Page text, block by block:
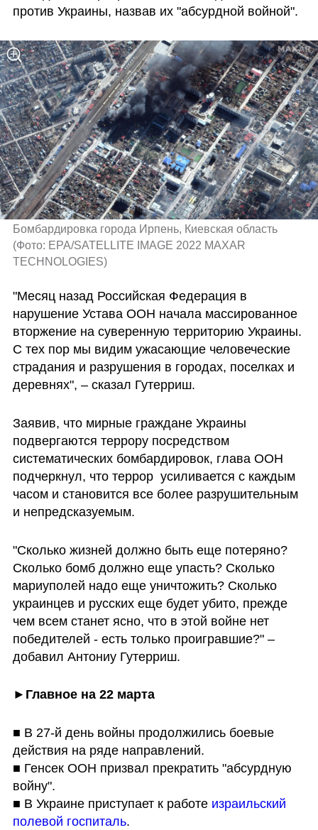
против Украины, назвав их "абсурдной войной".
Бомбардировка города Ирпень, Киевская область
(Фото: EPA/SATELLITE IMAGE 2022 MAXAR
TECHNOLOGIES)
"Месяц назад Российская Федерация в
нарушение Устава ООН начала массированное
вторжение на суверенную территорию Украины.
С тех пор мы видим ужасающие человеческие
страдания и разрушения в городах, поселках и
деревнях", – сказал Гутерриш.
Заявив, что мирные граждане Украины
подвергаются террору посредством
систематических бомбардировок, глава ООН
подчеркнул, что террор  усиливается с каждым
часом и становится все более разрушительным
и непредсказуемым.
"Сколько жизней должно быть еще потеряно?
Сколько бомб должно еще упасть? Сколько
мариуполей надо еще уничтожить? Сколько
украинцев и русских еще будет убито, прежде
чем всем станет ясно, что в этой войне нет
победителей - есть только проигравшие?" –
добавил Антониу Гутерриш.
► Главное на 22 марта
■ В 27-й день войны продолжились боевые
действия на ряде направлений.
■ Генсек ООН призвал прекратить "абсурдную
войну".
■ В Украине приступает к работе израильский
полевой госпиталь.